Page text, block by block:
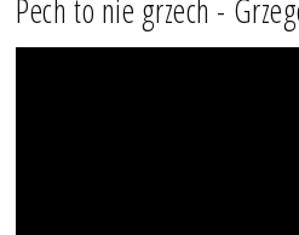
Pech to nie grzech -